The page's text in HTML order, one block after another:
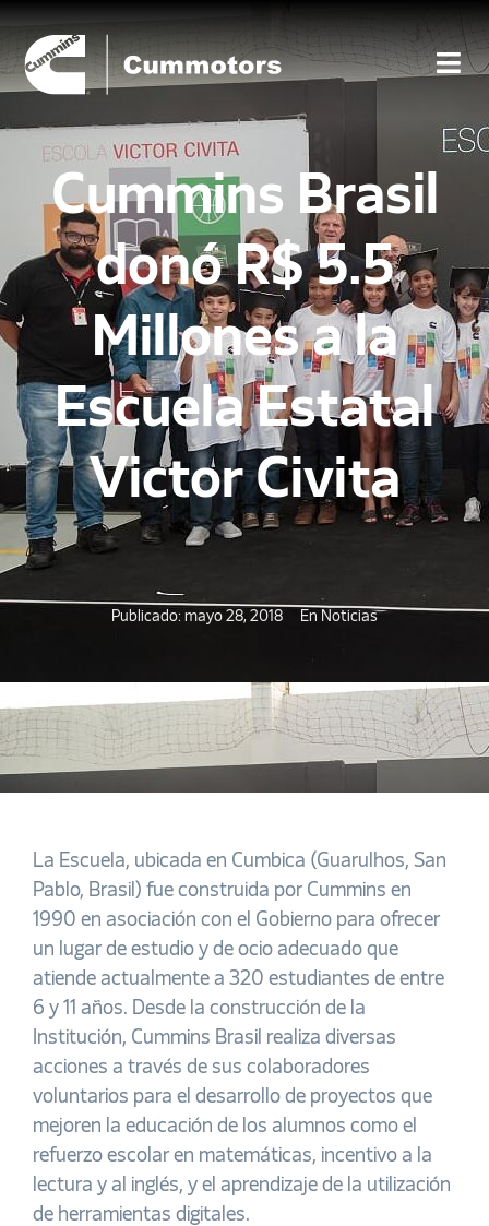
Cummins Brasil
donó R$ 5.5
Millones a la
Escuela Estatal
Victor Civita
Publicado: mayo 28, 2018 En Noticias
La Escuela, ubicada en Cumbica (Guarulhos, San
Pablo, Brasil) fue construida por Cummins en
1990 en asociación con el Gobierno para ofrecer
un lugar de estudio y de ocio adecuado que
atiende actualmente a 320 estudiantes de entre
6 y 11 años. Desde la construcción de la
Institución, Cummins Brasil realiza diversas
acciones a través de sus colaboradores
voluntarios para el desarrollo de proyectos que
mejoren la educación de los alumnos como el
refuerzo escolar en matemáticas, incentivo a la
lectura y al inglés, y el aprendizaje de la utilización
de herramientas digitales.